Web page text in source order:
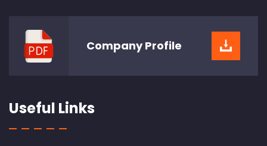
CompanyProfile
Useful Links